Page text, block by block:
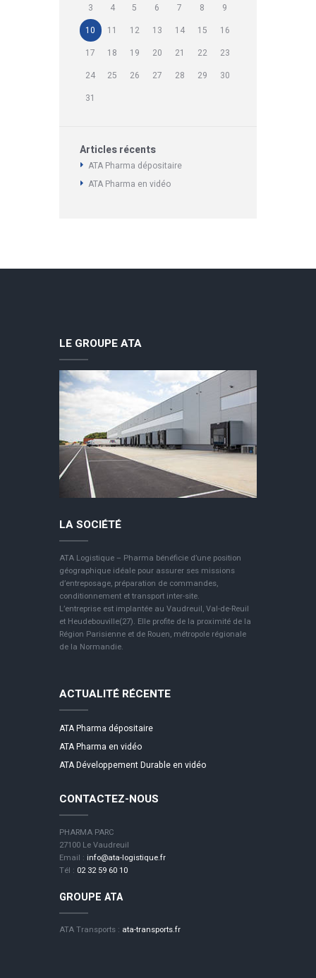
3
4 5 6 7 8
9
10
11 12 13 14 15
16
17
18 19 20 21 22
23
24
25 26 27 28 29
30
31
Articles récents
ATA Pharma dépositaire
ATA Pharma en vidéo
LE GROUPE ATA
LA SOCIÉTÉ
ATA Logistique – Pharma bénéficie d’une position
géographique idéale pour assurer ses missions
d’entreposage, préparation de commandes,
conditionnement et transport inter-site.
L’entreprise est implantée au Vaudreuil, Val-de-Reuil
et Heudebouville(27). Elle profite de la proximité de la
Région Parisienne et de Rouen, métropole régionale
de la Normandie.
ACTUALITÉ RÉCENTE
ATA Pharma dépositaire
ATA Pharma en vidéo
ATA Développement Durable en vidéo
CONTACTEZ-NOUS
PHARMA PARC
27100 Le Vaudreuil
Email : info@ata-logistique.fr
Tél : 02 32 59 60 10
GROUPE ATA
ATA Transports : ata-transports.fr